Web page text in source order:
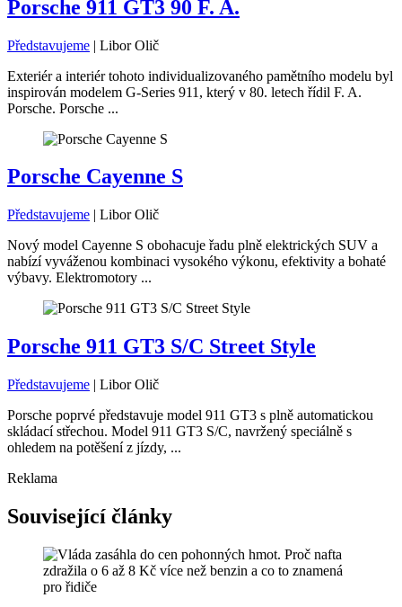
Porsche 911 GT3 90 F. A.
Představujeme | Libor Olič
Exteriér a interiér tohoto individualizovaného pamětního modelu byl
inspirován modelem G-Series 911, který v 80. letech řídil F. A.
Porsche. Porsche ...
Porsche Cayenne S
Představujeme | Libor Olič
Nový model Cayenne S obohacuje řadu plně elektrických SUV a
nabízí vyváženou kombinaci vysokého výkonu, efektivity a bohaté
výbavy. Elektromotory ...
Porsche 911 GT3 S/C Street Style
Představujeme | Libor Olič
Porsche poprvé představuje model 911 GT3 s plně automatickou
skládací střechou. Model 911 GT3 S/C, navržený speciálně s
ohledem na potěšení z jízdy, ...
Reklama
Související články